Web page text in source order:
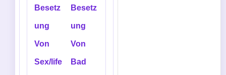
Besetz
ung
Von
Sex/life
Besetz
ung
Von
Bad